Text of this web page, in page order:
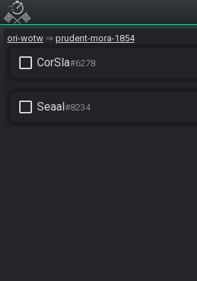
ori-wotw prudent-mora-1854
check_box_outline_blank CorSla#6278
check_box_outline_blank Seaal#8234